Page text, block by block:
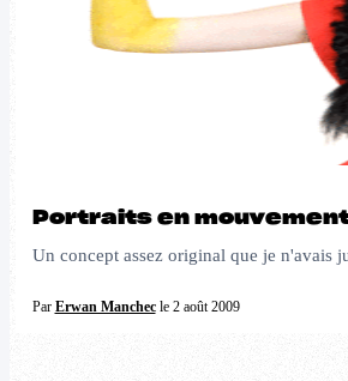
Portraits en
Un concept assez original que je n'avais
Par Erwan Manchecle 2 août 2009